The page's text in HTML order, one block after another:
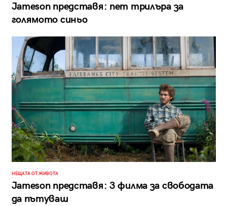
Jameson представя: пет трилъра за
голямото синьо
НЕЩАТА ОТ ЖИВОТА
Jameson представя: 3 филма за свободата
да пътуваш